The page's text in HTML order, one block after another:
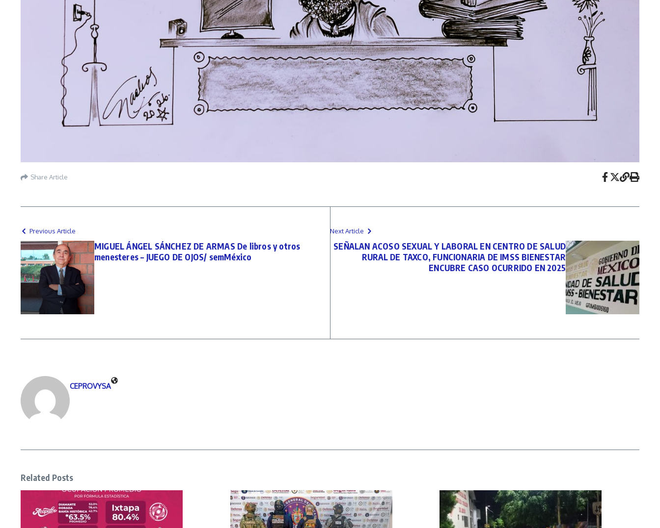
Share Article
Previous Article
MIGUEL ÁNGEL SÁNCHEZ DE ARMAS De libros y otros
menesteres – JUEGO DE OJOS/ semMéxico
Next Article
SEÑALAN ACOSO SEXUAL Y LABORAL EN CENTRO DE SALUD
RURAL DE TAXCO, FUNCIONARIA DE IMSS BIENESTAR
ENCUBRE CASO OCURRIDO EN 2025
CEPROVYSA
Related Posts